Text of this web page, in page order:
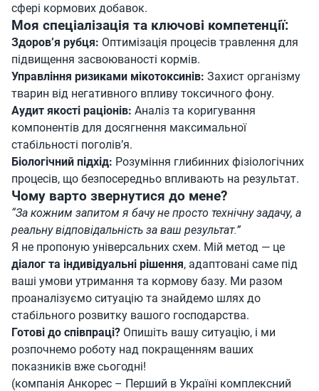
сфері кормових добавок.
Моя спеціалізація та ключові компетенції:
Здоров’я рубця: Оптимізація процесів травлення для
підвищення засвоюваності кормів.
Управління ризиками мікотоксинів: Захист організму
тварин від негативного впливу токсичного фону.
Аудит якості раціонів: Аналіз та коригування
компонентів для досягнення максимальної
стабільності поголів’я.
Біологічний підхід: Розуміння глибинних фізіологічних
процесів, що безпосередньо впливають на результат.
Чому варто звернутися до мене?
“За кожним запитом я бачу не просто технічну задачу, а
реальну відповідальність за ваш результат.”
Я не пропоную універсальних схем. Мій метод — це
діалог та індивідуальні рішення, адаптовані саме під
ваші умови утримання та кормову базу. Ми разом
проаналізуємо ситуацію та знайдемо шлях до
стабільного розвитку вашого господарства.
Готові до співпраці? Опишіть вашу ситуацію, і ми
розпочнемо роботу над покращенням ваших
показників вже сьогодні!
(компанія Анкорес – Перший в Україні комплексний